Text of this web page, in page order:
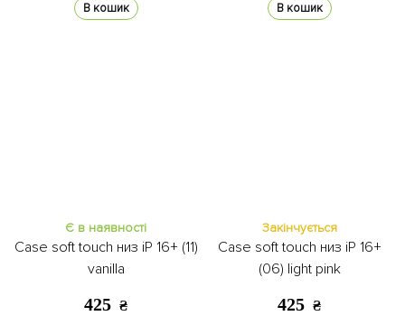
В кошик В кошик
Є в наявності
Case soft touch низ iP 16+ (11)
vanilla
425 ₴
Закінчується
Case soft touch низ iP 16+
(06) light pink
425 ₴